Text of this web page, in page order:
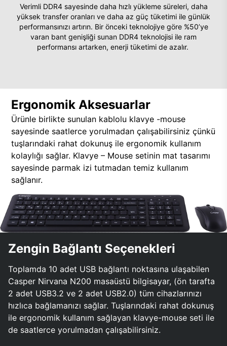
Verimli DDR4 sayesinde daha hızlı yükleme süreleri, daha
yüksek transfer oranları ve daha az güç tüketimi ile günlük
performansınızı artırın. Bir önceki teknolojiye göre %50’ye
varan bant genişliği sunan DDR4 teknolojisi ile ram
performansı artarken, enerji tüketimi de azalır.
Ergonomik Aksesuarlar
Ürünle birlikte sunulan kablolu klavye -mouse
sayesinde saatlerce yorulmadan çalışabilirsiniz çünkü
tuşlarındaki rahat dokunuş ile ergonomik kullanım
kolaylığı sağlar. Klavye – Mouse setinin mat tasarımı
sayesinde parmak izi tutmadan temiz kullanım
sağlanır.
Zengin Bağlantı Seçenekleri
Toplamda 10 adet USB bağlantı noktasına ulaşabilen
Casper Nirvana N200 masaüstü bilgisayar, (ön tarafta
2 adet USB3.2 ve 2 adet USB2.0) tüm cihazlarınızı
hızlıca bağlamanızı sağlar. Tuşlarındaki rahat dokunuş
ile ergonomik kullanım sağlayan klavye-mouse seti ile
de saatlerce yorulmadan çalışabilirsiniz.